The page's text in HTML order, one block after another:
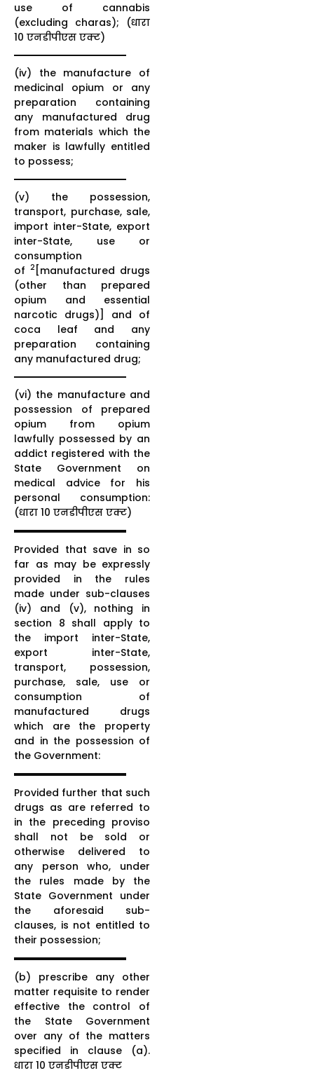
use of cannabis
(excluding charas); (धारा
10 एनडीपीएस एक्ट)
(iv) the manufacture of
medicinal opium or any
preparation containing
any manufactured drug
from materials which the
maker is lawfully entitled
to possess;
(v) the possession,
transport, purchase, sale,
import inter-State, export
inter-State, use or
consumption
of 2 [manufactured drugs
(other than prepared
opium and essential
narcotic drugs)] and of
coca leaf and any
preparation containing
any manufactured drug;
(vi) the manufacture and
possession of prepared
opium from opium
lawfully possessed by an
addict registered with the
State Government on
medical advice for his
personal consumption:
(धारा 10 एनडीपीएस एक्ट)
Provided that save in so
far as may be expressly
provided in the rules
made under sub-clauses
(iv) and (v), nothing in
section 8 shall apply to
the import inter-State,
export inter-State,
transport, possession,
purchase, sale, use or
consumption of
manufactured drugs
which are the property
and in the possession of
the Government:
Provided further that such
drugs as are referred to
in the preceding proviso
shall not be sold or
otherwise delivered to
any person who, under
the rules made by the
State Government under
the aforesaid sub-
clauses, is not entitled to
their possession;
(b) prescribe any other
matter requisite to render
effective the control of
the State Government
over any of the matters
specified in clause (a).
धारा 10 एनडीपीएस एक्ट